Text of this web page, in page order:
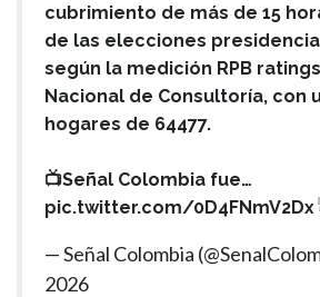
cubrimiento de más de 15
de las elecciones
según la medición RPB
Nacional de Consultoría, con
hogares de 64477.
📺Señal Colombia fue…
pic.twitter.com/0D4FNmV2Dx
— Señal Colombia
2026